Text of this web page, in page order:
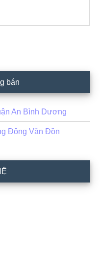
bán
An Bình Dương
Đông Vân Đồn